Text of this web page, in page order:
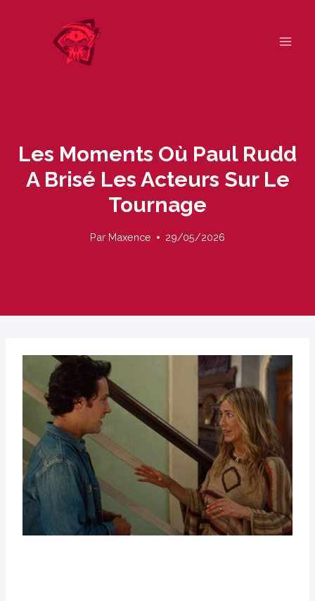
Les Moments Où Paul Rudd
A Brisé Les Acteurs Sur Le
Tournage
Par Maxence 29/05/2026